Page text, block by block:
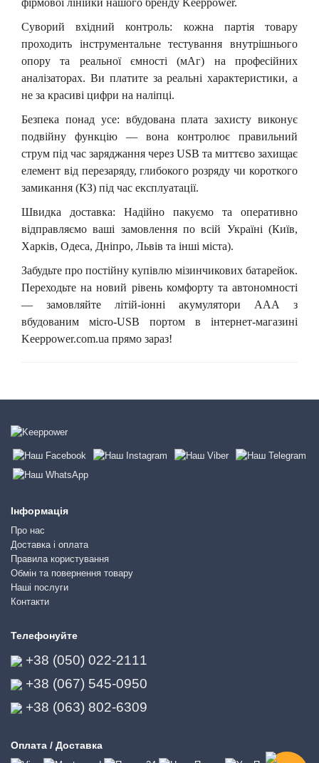
фірмової лінійки нашого бренду Keeppower.
Суворий вхідний контроль: кожна партія товару
проходить інструментальне тестування внутрішнього
опору та реальної ємності (мАг) на професійних
аналізаторах. Ви платите за реальні характеристики, а
не за красиві цифри на наліпці.
Безпека понад усе: вбудована плата захисту виконує
подвійну функцію — вона контролює правильний
струм під час заряджання через USB та миттєво захищає
елемент від перезаряду, глибокого розряду чи короткого
замикання (КЗ) під час експлуатації.
Швидка доставка: Надійно пакуємо та оперативно
відправляємо ваші замовлення по всій Україні (Київ,
Харків, Одеса, Дніпро, Львів та інші міста).
Забудьте про постійну купівлю мізинчикових батарейок.
Переходьте на новий рівень комфорту та автономності
— замовляйте літій-іонні акумулятори ААА з
вбудованим мicro-USB портом в інтернет-магазині
Keeppower.com.ua прямо зараз!
Інформація
Про нас
Доставка і оплата
Правила користування
Обмін та повернення товару
Наші послуги
Контакти
Телефонуйте
+38 (050) 022-2111
+38 (067) 545-0950
+38 (063) 802-6309
Оплата / Доставка